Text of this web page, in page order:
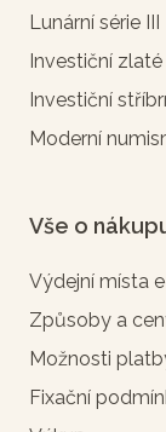
Lunární série III
Investiční
Investiční
Moderní
Vše o
Výdejní místa
Způsoby a
Možnosti
Fixační